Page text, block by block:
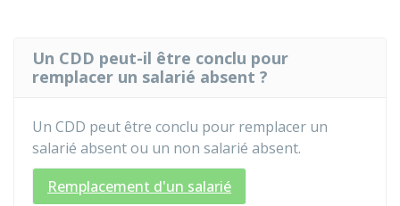
Un CDD peut-il être conclu pour
remplacer un salarié absent ?
Un CDD peut être conclu pour remplacer un
salarié absent ou un non salarié absent.
Remplacement d'un salarié